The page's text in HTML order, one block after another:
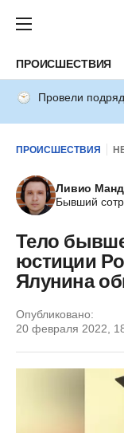
ПРОИСШЕСТВИЯ
Провели
ПРОИСШЕСТВИЯ
Ливио
Бывший
Тело
юстиции
Ялунина
Опубликовано:
20 февраля 2022,